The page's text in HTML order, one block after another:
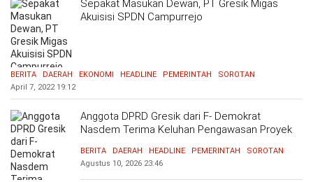
Sepakat Masukan Dewan, PT Gresik Migas
Akuisisi SPDN Campurrejo
BERITA DAERAH EKONOMI HEADLINE PEMERINTAH
SOROTAN
April 7, 2022 19:12
Anggota DPRD Gresik dari F- Demokrat
Nasdem Terima Keluhan Pengawasan Proyek
BERITA DAERAH HEADLINE PEMERINTAH
SOROTAN
Agustus 10, 2026 23:46